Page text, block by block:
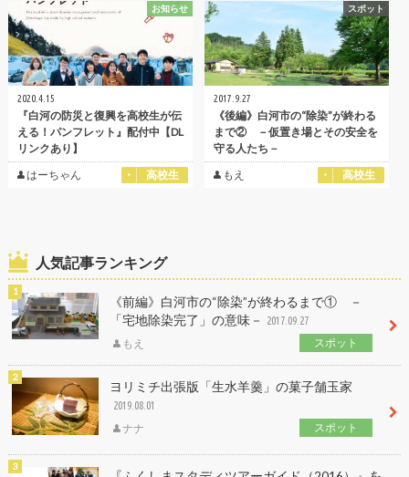
お知らせ
2020.4.15
『白河の防災と復興を高校生が伝
える！パンフレット』配付中【DL
リンクあり】
はーちゃん
高校生
スポット
2017.9.27
《後編》白河市の“除染”が終わる
まで② －仮置き場とその安全を
守る人たち－
もえ
高校生
人気記事ランキング
《前編》白河市の“除染”が終わるまで① －
「宅地除染完了」の意味－
2017.09.27
もえ スポット
ヨリミチ出張版「生水羊羹」の菓子舗玉家
2019.08.01
ナナ スポット